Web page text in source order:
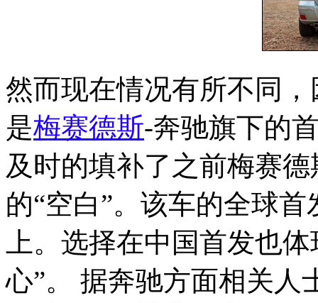
然而现在情况有所不同
是梅赛德斯-奔驰旗下的
及时的填补了之前梅赛
的“空白”。该车的全球
上。选择在中国首发也
心”。 据奔驰方面相关人